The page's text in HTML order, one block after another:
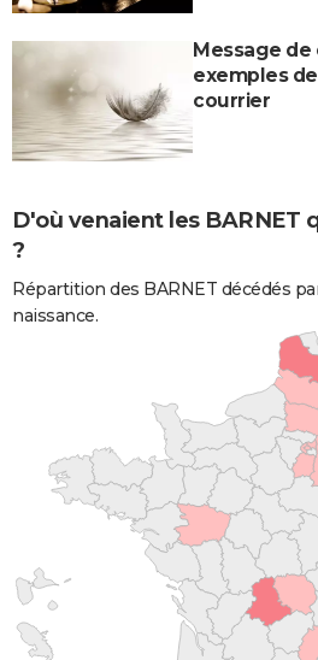
Message de
exemples
courrier
D'où venaient les BARNET
?
Répartition des BARNET décédés
naissance.